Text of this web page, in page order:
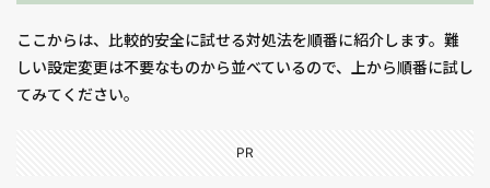
ここからは、比較的安全に試せる対処法を順番に紹介します。難
しい設定変更は不要なものから並べているので、上から順番に試し
てみてください。
PR